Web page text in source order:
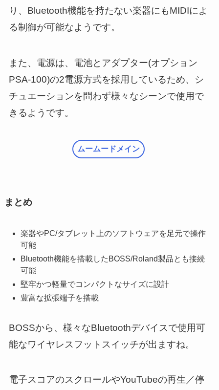
り、Bluetooth機能を持たない楽器にもMIDIによ
る制御が可能なようです。
また、電源は、電池とアダプター(オプション
PSA-100)の2電源方式を採用しているため、シ
チュエーションを問わず様々なシーンで使用で
きるようです。
ムームードメイン
まとめ
楽器やPC/タブレット上のソフトウェアを足元で操作
可能
Bluetooth機能を搭載したBOSS/Roland製品とも接続
可能
堅牢かつ軽量でコンパクトなサイズに設計
豊富な拡張端子を搭載
BOSSから、様々なBluetoothデバイスで使用可
能なワイヤレスフットスイッチが出ますね。
電子スコアのスクロールやYouTubeの再生／停